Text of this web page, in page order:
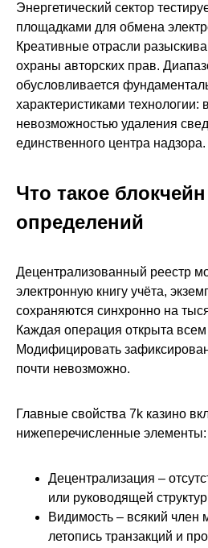
Энергетический сектор
площадками для обмена
Креативные отрасли
охраны авторских прав.
обусловливается
характеристиками технологии:
невозможностью удаления
единственного центра надзора.
Что такое
определений
Децентрализованный реестр
электронную книгу учёта,
сохраняются синхронно на
Каждая операция открыта
Модифицировать
почти невозможно.
Главные свойства 7k казино
нижеперечисленные элементы:
Децентрализация –
или руководящей
Видимость – всякий член
летопись транзакций и